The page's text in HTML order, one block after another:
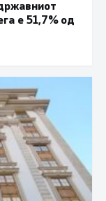
е 51,7% од